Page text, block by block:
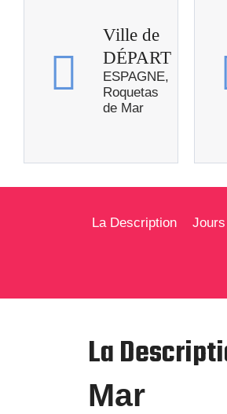
Ville de
DÉPART
ESPAGNE,
Roquetas
de Mar
La Description
La
Mar